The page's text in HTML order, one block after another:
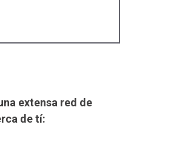
extensa red de
de tí: